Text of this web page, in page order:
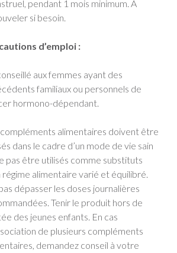
pendant 1 mois minimum. À
si besoin.
d’emploi :
aux femmes ayant des
familiaux ou personnels de
hormono-dépendant.
alimentaires doivent être
dans le cadre d’un mode de vie sain
pas être utilisés comme substituts
régime alimentaire varié et équilibré.
dépasser les doses journalières
Tenir le produit hors de
des jeunes enfants. En cas
de plusieurs compléments
demandez conseil à votre